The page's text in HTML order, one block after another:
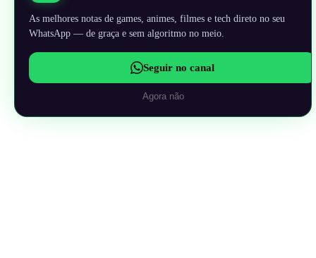
As melhores notas de games, animes, filmes e tech direto no seu
WhatsApp — de graça e sem algoritmo no meio.
Seguir no canal
Agora não